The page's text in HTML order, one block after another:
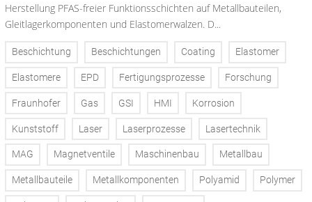
Herstellung PFAS-freier Funktionsschichten auf Metallbauteilen,
Gleitlagerkomponenten und Elastomerwalzen. D...
Beschichtung Beschichtungen Coating Elastomer
Elastomere EPD Fertigungsprozesse Forschung
Fraunhofer Gas GSI HMI Korrosion
Kunststoff Laser Laserprozesse Lasertechnik
MAG Magnetventile Maschinenbau Metallbau
Metallbauteile Metallkomponenten Polyamid Polymer